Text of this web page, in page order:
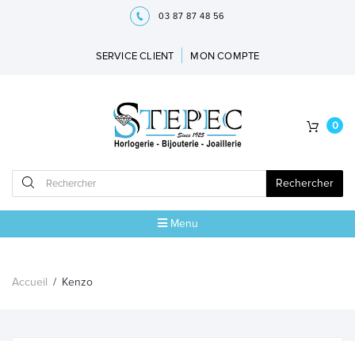
03 87 87 48 56
SERVICE CLIENT MON COMPTE
Rechercher
0
Menu
Accueil / Kenzo